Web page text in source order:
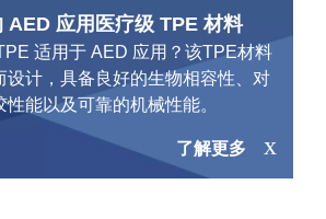
AED 应用医疗级 TPE 材料
适用于 AED 应用？该TPE材料
设计，具备良好的生物相容性、对
能以及可靠的机械性能。
了解更多